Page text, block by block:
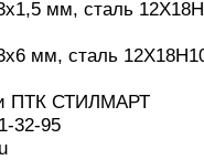
мм, сталь
мм, сталь
ПТК СТИЛМАРТ
32-95